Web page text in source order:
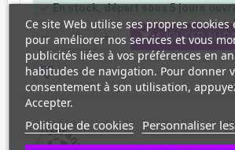
En stock, départ sous 5 jours
remove add shopping_cart AJOUTER AU
favorite_border
Ce site Web utilise ses propres cookies
pour améliorer nos services et vous
publicités liées à vos préférences en
habitudes de navigation. Pour donner
consentement à son utilisation,
Accepter.
Politique de cookies Personnaliser